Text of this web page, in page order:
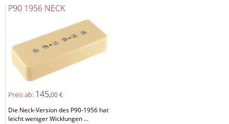
P90 1956 NECK
Preis ab: 145,00 €
Die Neck-Version des P90-1956 hat
leicht weniger Wicklungen ...